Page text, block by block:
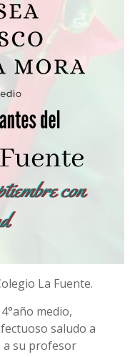
La Fuente.
medio,
saludo a
a su profesor